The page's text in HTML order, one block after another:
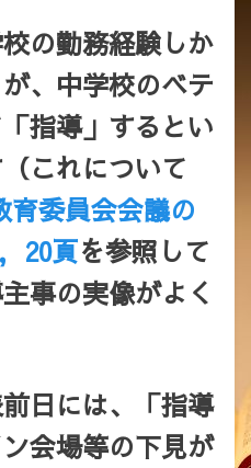
の勤務経験しか
、中学校のベテ
指導」するとい
これについて
育委員会会議の
20頁を参照して
事の実像がよく
日には、「指導
会場等の下見が